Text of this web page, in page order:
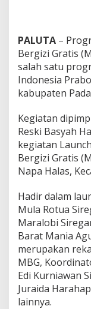
PALUTA –
Bergizi Gratis
salah satu
Indonesia
kabupaten
Kegiatan
Reski Basyah
kegiatan
Bergizi Gratis
Napa Halas,
Hadir dalam
Mula Rotua
Maralobi
Barat Mania
merupakan
MBG,
Edi Kurniawan
Juraida
lainnya.